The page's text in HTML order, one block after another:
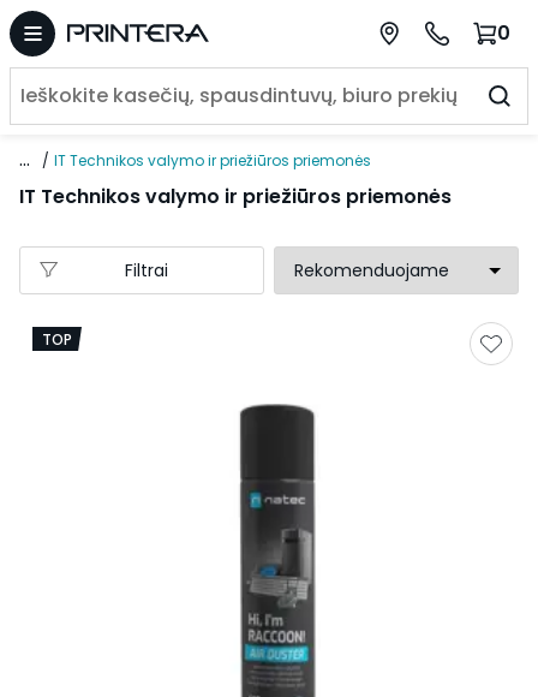
0
... IT Technikos valymo ir priežiūros priemonės
IT Technikos valymo ir priežiūros priemonės
Filtrai
TOP